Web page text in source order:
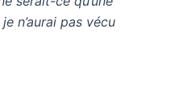
n’aurai pas vécu